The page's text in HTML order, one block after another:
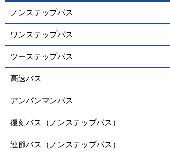
ノンステップバス
ワンステップバス
ツーステップバス
高速バス
アンパンマンバス
復刻バス（ノンステップバス）
連節バス（ノンステップバス）